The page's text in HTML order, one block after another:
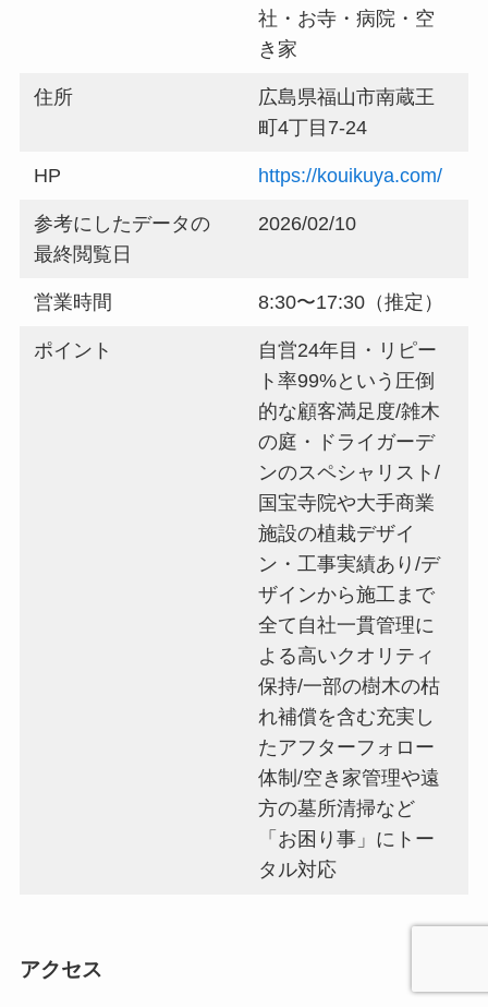
社・お寺・病院・空
き家
住所
広島県福山市南蔵王
町4丁目7-24
HP https://kouikuya.com/
参考にしたデータの
最終閲覧日
2026/02/10
営業時間 8:30〜17:30（推定）
ポイント
自営24年目・リピー
ト率99%という圧倒
的な顧客満足度/雑木
の庭・ドライガーデ
ンのスペシャリスト/
国宝寺院や大手商業
施設の植栽デザイ
ン・工事実績あり/デ
ザインから施工まで
全て自社一貫管理に
よる高いクオリティ
保持/一部の樹木の枯
れ補償を含む充実し
たアフターフォロー
体制/空き家管理や遠
方の墓所清掃など
「お困り事」にトー
タル対応
アクセス